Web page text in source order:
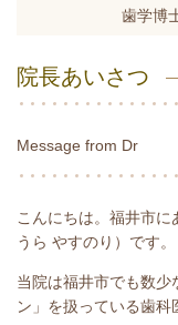
歯学博
院長あいさつ
Message from Dr
こんにちは。福井市
うら やすのり）です。
当院は福井市でも数少
ン」を扱っている歯科